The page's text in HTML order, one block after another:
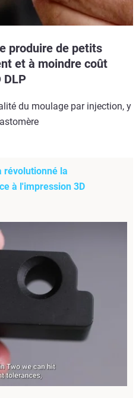
produire de petits
et à moindre coût
DLP
du moulage par injection, y
révolutionné la
à l'impression 3D